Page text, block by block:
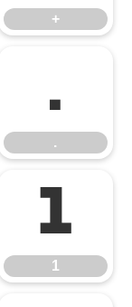
+
.
.
1
1